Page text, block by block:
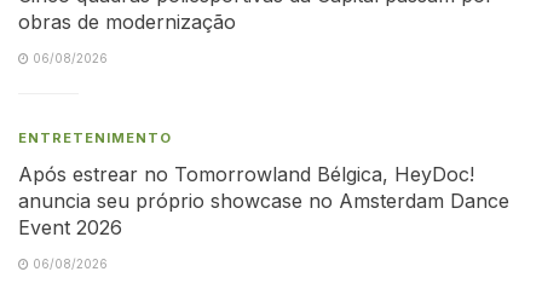
obras de modernização
06/08/2026
ENTRETENIMENTO
Após estrear no Tomorrowland Bélgica, HeyDoc!
anuncia seu próprio showcase no Amsterdam Dance
Event 2026
06/08/2026